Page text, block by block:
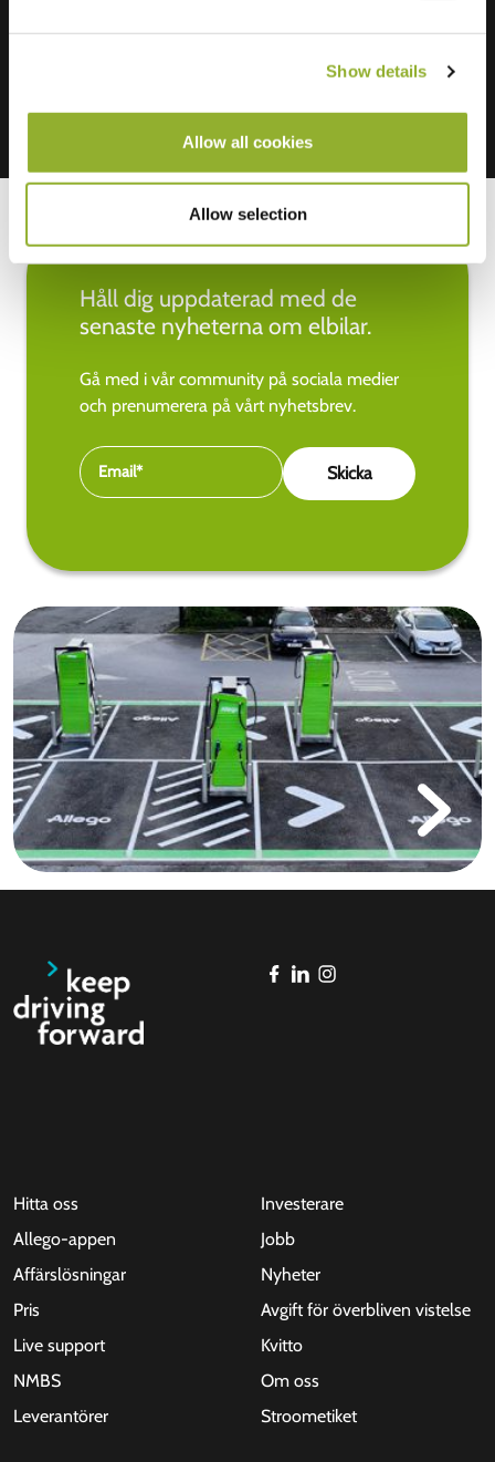
Show details
Allow all cookies
Allow selection
Håll dig uppdaterad med de
senaste nyheterna om elbilar.
Gå med i vår community på sociala medier
och prenumerera på vårt nyhetsbrev.
Hitta oss
Allego-appen
Affärslösningar
Pris
Live support
NMBS
Leverantörer
Investerare
Jobb
Nyheter
Avgift för överbliven vistelse
Kvitto
Om oss
Stroometiket